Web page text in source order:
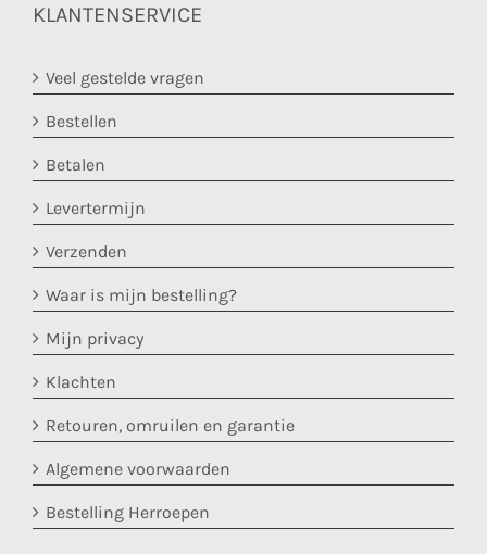
KLANTENSERVICE
Veel gestelde vragen
Bestellen
Betalen
Levertermijn
Verzenden
Waar is mijn bestelling?
Mijn privacy
Klachten
Retouren, omruilen en garantie
Algemene voorwaarden
Bestelling Herroepen